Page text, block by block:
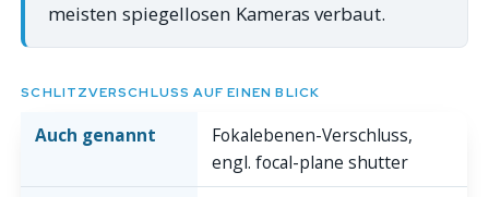
meisten spiegellosen Kameras verbaut.
SCHLITZVERSCHLUSS AUF EINEN BLICK
Auch genannt
Fokalebenen-Verschluss,
engl. focal-plane shutter